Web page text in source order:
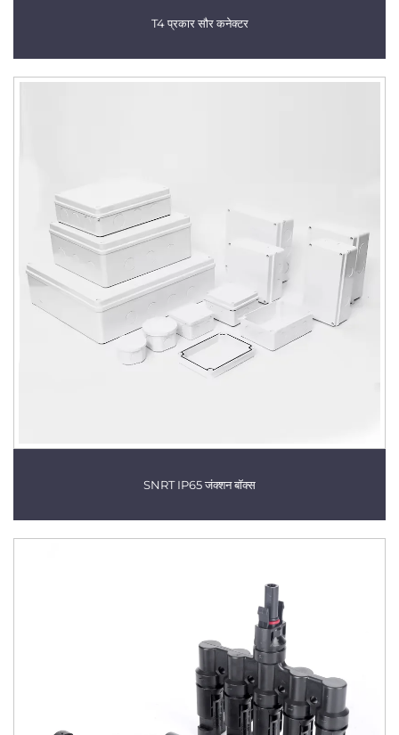
T4 प्रकार सौर कनेक्टर
SNRT IP65 जंक्शन बॉक्स